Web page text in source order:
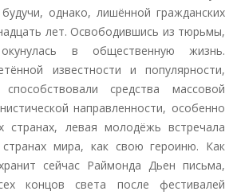
однако, лишённой гражданских
лет. Освободившись из тюрьмы,
в общественную жизнь.
известности и популярности,
средства массовой
направленности, особенно
странах, левая молодёжь встречала
мира, как свою героиню. Как
сейчас Раймонда Дьен письма,
концов света после фестивалей